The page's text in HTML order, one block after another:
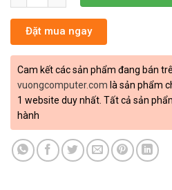
Đặt mua ngay
Cam kết các sản phẩm đang bán
vuongcomputer.com là sản phẩm
1 website duy nhất. Tất cả sản
hành